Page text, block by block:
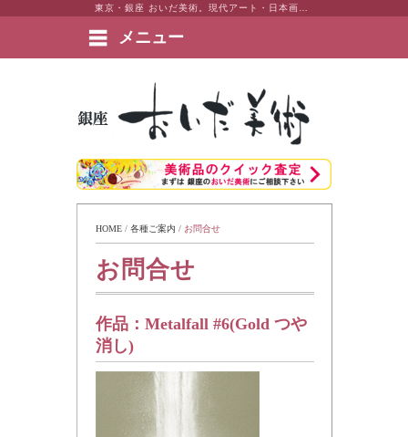
メニュー
絵画など美術品の販売と買取 | 東京・銀座 おいだ美術
HOME / 各種ご案内 / お問合せ
お問合せ
作品： Metalfall #6(Gold つや
消し)